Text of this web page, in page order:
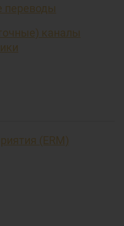
переводы
каналы
(ERM)